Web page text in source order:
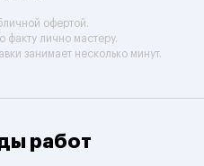
офертой.
факту лично мастеру.
занимает несколько минут.
работ